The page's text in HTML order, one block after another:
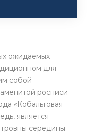
ожидаемых
для
собой
росписи
«Кобальтовая
является
середины